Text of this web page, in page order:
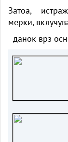
Затоа,
мерки,
- данок врз